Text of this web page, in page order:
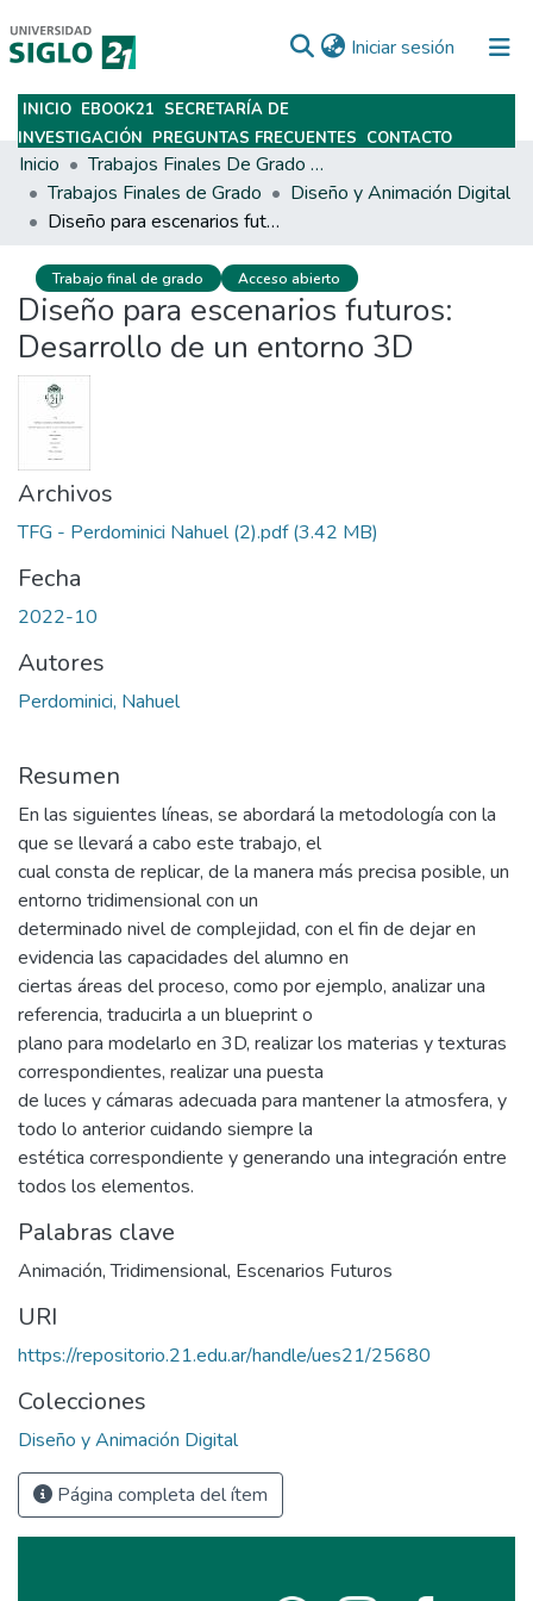
Iniciar sesión (current)
Subir
INICIO EBOOK21 SECRETARÍA DE
INVESTIGACIÓN PREGUNTAS FRECUENTES CONTACTO
Inicio
Trabajos Finales De Grado Y Posgrado
Trabajos Finales de Grado
Diseño y Animación Digital
Diseño para escenarios futuros: Desarrollo de un entorno 3D
Trabajo final de grado Acceso abierto
Diseño para escenarios futuros:
Desarrollo de un entorno 3D
Archivos
TFG - Perdominici Nahuel (2).pdf(3.42 MB)
Fecha
2022-10
Autores
Perdominici, Nahuel
Resumen
En las siguientes líneas, se abordará la metodología con la
que se llevará a cabo este trabajo, el
cual consta de replicar, de la manera más precisa posible, un
entorno tridimensional con un
determinado nivel de complejidad, con el fin de dejar en
evidencia las capacidades del alumno en
ciertas áreas del proceso, como por ejemplo, analizar una
referencia, traducirla a un blueprint o
plano para modelarlo en 3D, realizar los materias y texturas
correspondientes, realizar una puesta
de luces y cámaras adecuada para mantener la atmosfera, y
todo lo anterior cuidando siempre la
estética correspondiente y generando una integración entre
todos los elementos.
Palabras clave
Animación,Tridimensional, Escenarios Futuros
URI
https://repositorio.21.edu.ar/handle/ues21/25680
Colecciones
Diseño y Animación Digital
Página completa del ítem